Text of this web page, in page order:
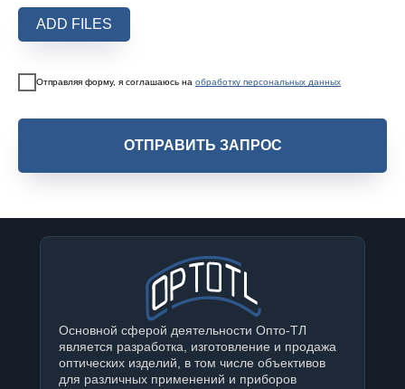
ADD FILES
Отправляя форму, я соглашаюсь на обработку персональных данных
ОТПРАВИТЬ ЗАПРОС
Основной сферой деятельности Опто-ТЛ
является разработка, изготовление и продажа
оптических изделий, в том числе объективов
для различных применений и приборов